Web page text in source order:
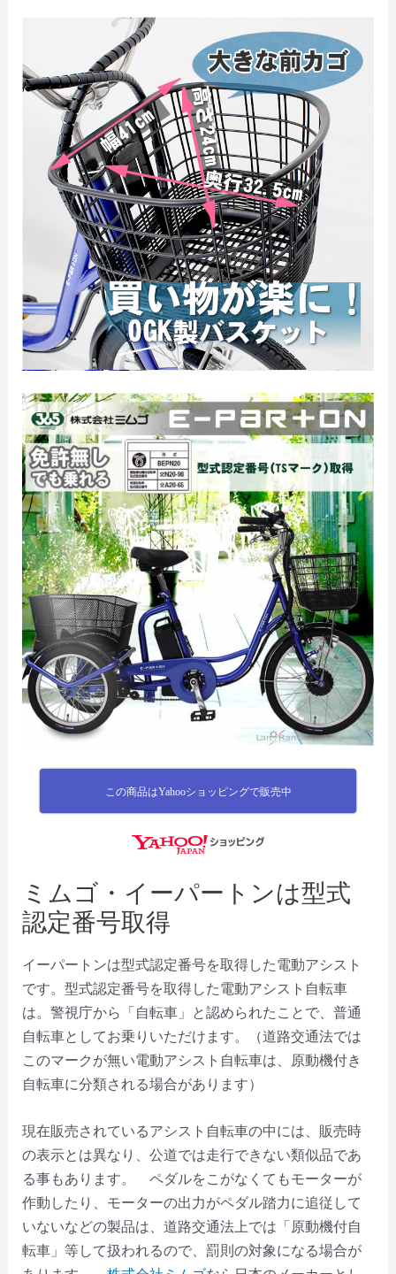
この商品はYahooショッピングで販売中
ミムゴ・イーパートンは型式
認定番号取得
イーパートンは型式認定番号を取得した電動アシスト
です。型式認定番号を取得した電動アシスト自転車
は。警視庁から「自転車」と認められたことで、普通
自転車としてお乗りいただけます。（道路交通法では
このマークが無い電動アシスト自転車は、原動機付き
自転車に分類される場合があります）
現在販売されているアシスト自転車の中には、販売時
の表示とは異なり、公道では走行できない類似品であ
る事もあります。 ペダルをこがなくてもモーターが
作動したり、モーターの出力がペダル踏力に追従して
いないなどの製品は、道路交通法上では「原動機付自
転車」等して扱われるので、罰則の対象になる場合が